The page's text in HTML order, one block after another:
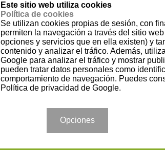
Este sitio web utiliza cookies
Política de cookies
Se utilizan cookies propias de sesión, con
permiten la navegación a través del sitio
opciones y servicios que en ella existen) y
contenido y analizar el tráfico. Además,
Google para analizar el tráfico y mostrar
pueden tratar datos personales como
comportamiento de navegación. Puedes
Política de privacidad de Google.
Opciones